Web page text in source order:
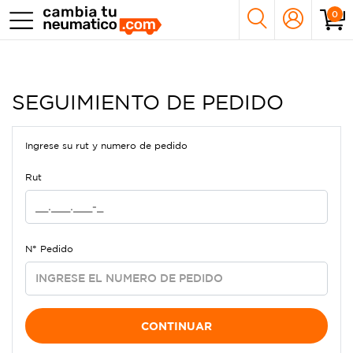
0
SEGUIMIENTO DE PEDIDO
Ingrese su rut y numero de pedido
Rut
N° Pedido
CONTINUAR